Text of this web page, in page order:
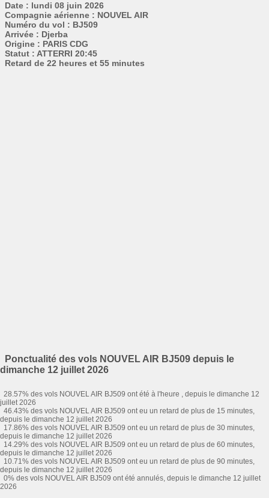
Date : lundi 08 juin 2026
Compagnie aérienne : NOUVEL AIR
Numéro du vol : BJ509
Arrivée : Djerba
Origine : PARIS CDG
Statut : ATTERRI 20:45
Retard de 22 heures et 55 minutes
Ponctualité des vols NOUVEL AIR BJ509 depuis le
dimanche 12 juillet 2026
28.57% des vols NOUVEL AIR BJ509 ont été à l'heure , depuis le dimanche 12
juillet 2026
46.43% des vols NOUVEL AIR BJ509 ont eu un retard de plus de 15 minutes,
depuis le dimanche 12 juillet 2026
17.86% des vols NOUVEL AIR BJ509 ont eu un retard de plus de 30 minutes,
depuis le dimanche 12 juillet 2026
14.29% des vols NOUVEL AIR BJ509 ont eu un retard de plus de 60 minutes,
depuis le dimanche 12 juillet 2026
10.71% des vols NOUVEL AIR BJ509 ont eu un retard de plus de 90 minutes,
depuis le dimanche 12 juillet 2026
0% des vols NOUVEL AIR BJ509 ont été annulés, depuis le dimanche 12 juillet
2026